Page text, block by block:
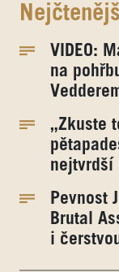
VIDEO:
na
„Zkuste
nejtvrdší
Pevnost
Brutal
i